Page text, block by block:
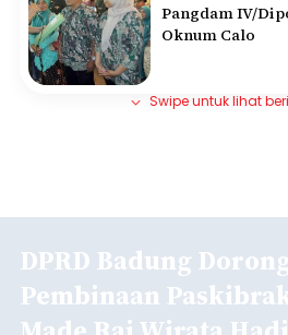
Pangdam IV/
Oknum Calo
Swipe untuk lihat
DPRD Badung
Pembinaan